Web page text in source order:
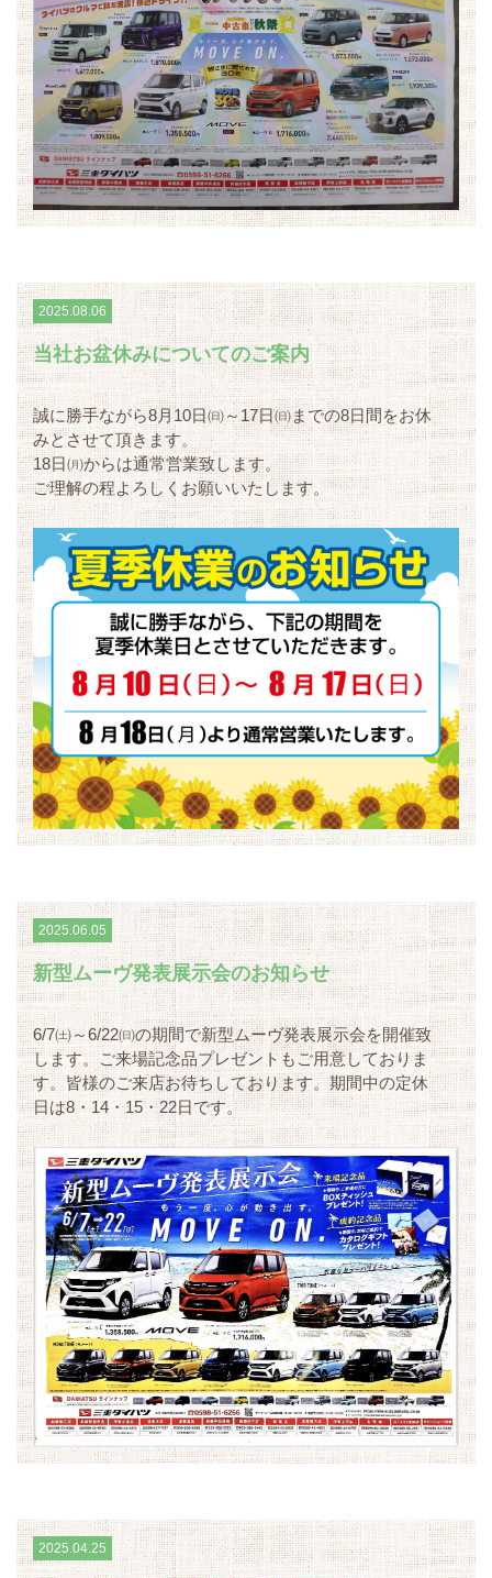
2025.08.06
当社お盆休みについてのご案内
誠に勝手ながら8月10日㈰～17日㈰までの8日間をお休
みとさせて頂きます。
18日㈪からは通常営業致します。
ご理解の程よろしくお願いいたします。
2025.06.05
新型ムーヴ発表展示会のお知らせ
6/7㈯～6/22㈰の期間で新型ムーヴ発表展示会を開催致
します。ご来場記念品プレゼントもご用意しておりま
す。皆様のご来店お待ちしております。期間中の定休
日は8・14・15・22日です。
2025.04.25